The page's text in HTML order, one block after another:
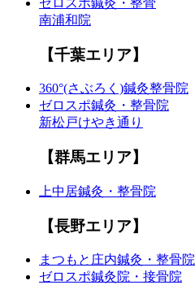
ゼロスポ鍼灸・整骨
南浦和院
【千葉エリア】
360°(さぶろく)鍼灸整骨院
ゼロスポ鍼灸・整骨院
新松戸けやき通り
【群馬エリア】
上中居鍼灸・整骨院
【長野エリア】
まつもと庄内鍼灸・整骨院
ゼロスポ鍼灸院・接骨院